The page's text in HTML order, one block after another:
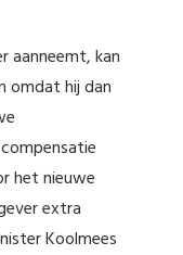
aanneemt, kan
omdat hij dan
het nieuwe
extra
Koolmees